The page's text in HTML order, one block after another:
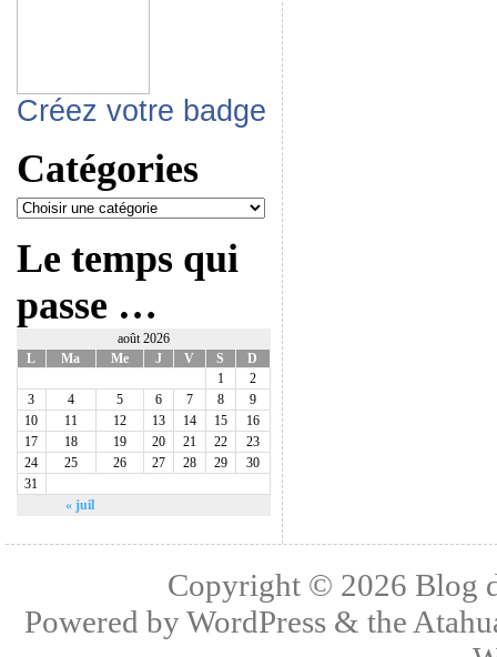
Créez votre badge
Catégories
Le temps qui
passe …
août 2026
L
Ma Me J V S D
« juil
1
2
3
4 5 6 7 8
9
10
11 12 13 14 15
16
17
18 19 20 21 22
23
24
25 26 27 28 29
30
31
Copyright © 2026 Blog
Powered byWordPress & the